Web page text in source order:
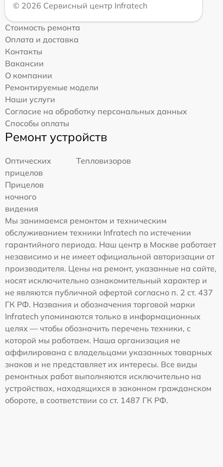
© 2026 Сервисный центр Infratech
Стоимость ремонта
Оплата и доставка
Контакты
Вакансии
О компании
Ремонтируемые модели
Наши услуги
Согласие на обработку персональных данных
Способы оплаты
Ремонт устройств
Оптических
прицелов
Тепловизоров
Прицелов
ночного
видения
Мы занимаемся ремонтом и техническим
обслуживанием техники Infratech по истечении
гарантийного периода. Наш центр в Москве работает
независимо и не имеет официальной авторизации от
производителя. Цены на ремонт, указанные на сайте,
носят исключительно ознакомительный характер и
не являются публичной офертой согласно п. 2 ст. 437
ГК РФ. Названия и обозначения торговой марки
Infratech упоминаются только в информационных
целях — чтобы обозначить перечень техники, с
которой мы работаем. Наша организация не
аффилирована с владельцами указанных товарных
знаков и не представляет их интересы. Все виды
ремонтных работ выполняются исключительно на
устройствах, находящихся в законном гражданском
обороте, в соответствии со ст. 1487 ГК РФ.